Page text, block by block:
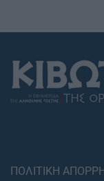
ΠΟΛΙΤΙΚΗ